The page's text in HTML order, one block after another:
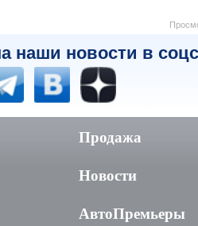
наши новости в
Продажа
Новости
АвтоПремьеры